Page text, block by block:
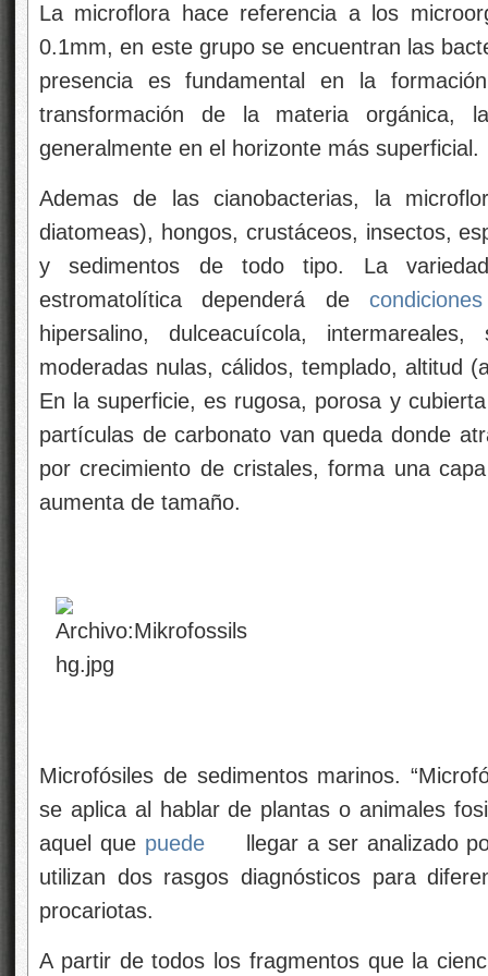
La microflora hace referencia a los
0.1mm, en este grupo se encuentran las
presencia es fundamental en la
transformación de la materia orgánica,
generalmente en el horizonte más superficial.
Ademas de las cianobacterias, la
diatomeas), hongos, crustáceos, insectos,
y sedimentos de todo tipo. La
estromatolítica dependerá de condiciones
hipersalino, dulceacuícola,
moderadas nulas, cálidos, templado, altitud
En la superficie, es rugosa, porosa y
partículas de carbonato van queda donde
por crecimiento de cristales, forma una
aumenta de tamaño.
Microfósiles de sedimentos marinos.
se aplica al hablar de plantas o animales
aquel que puede
llegar a ser analizado
utilizan dos rasgos diagnósticos para
procariotas.
A partir de todos los fragmentos que la